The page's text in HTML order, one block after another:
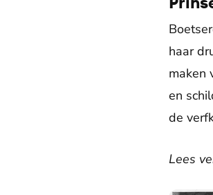
haar
maken
en
de
Lees